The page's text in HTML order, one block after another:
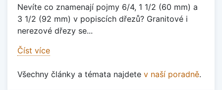
Nevíte co znamenají pojmy 6/4, 1 1/2 (60 mm) a
3 1/2 (92 mm) v popiscích dřezů? Granitové i
nerezové dřezy se...
Číst více
Všechny články a témata najdete v naší poradně.